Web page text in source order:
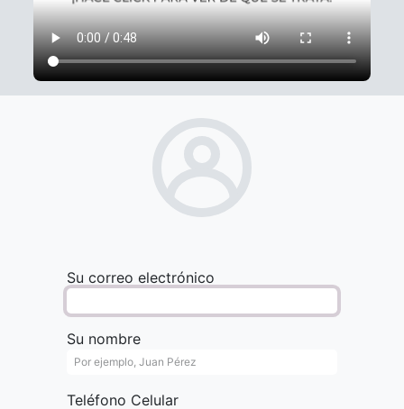
Su correo electrónico
Su nombre
Teléfono Celular